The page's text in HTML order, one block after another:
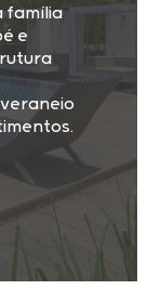
família
e